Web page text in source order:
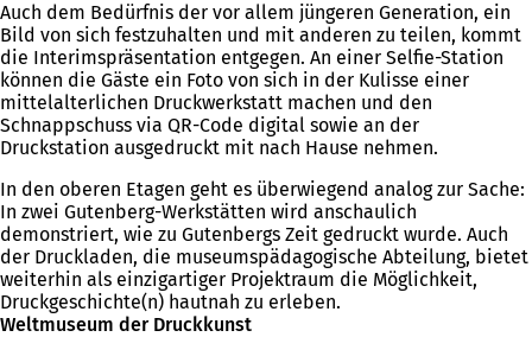
Auch dem Bedürfnis der vor allem jüngeren Generation, ein
Bild von sich festzuhalten und mit anderen zu teilen, kommt
die Interimspräsentation entgegen. An einer Selfie-Station
können die Gäste ein Foto von sich in der Kulisse einer
mittelalterlichen Druckwerkstatt machen und den
Schnappschuss via QR-Code digital sowie an der
Druckstation ausgedruckt mit nach Hause nehmen.
In den oberen Etagen geht es überwiegend analog zur Sache:
In zwei Gutenberg-Werkstätten wird anschaulich
demonstriert, wie zu Gutenbergs Zeit gedruckt wurde. Auch
der Druckladen, die museumspädagogische Abteilung, bietet
weiterhin als einzigartiger Projektraum die Möglichkeit,
Druckgeschichte(n) hautnah zu erleben.
Weltmuseum der Druckkunst